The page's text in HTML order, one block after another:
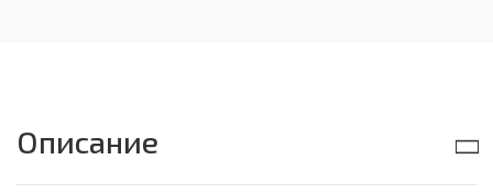
Описание